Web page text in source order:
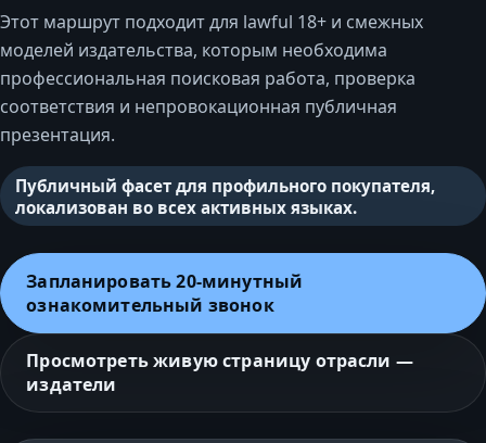
Этот маршрут подходит для lawful 18+ и смежных
моделей издательства, которым необходима
профессиональная поисковая работа, проверка
соответствия и непровокационная публичная
презентация.
Публичный фасет для профильного покупателя,
локализован во всех активных языках.
Запланировать 20‑минутный
ознакомительный звонок
Просмотреть живую страницу отрасли —
издатели